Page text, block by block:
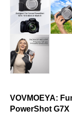
VOVMOEYA:
PowerShot G7X